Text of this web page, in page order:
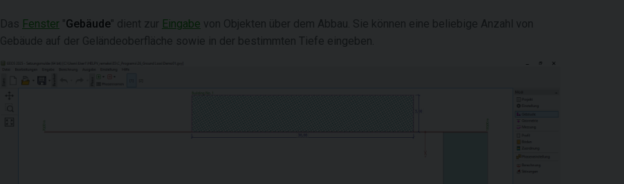
Das Fenster "Gebäude" dient zur Eingabe von Objekten über dem Abbau. Sie können eine beliebige Anzahl von
Gebäude auf der Geländeoberfläche sowie in der bestimmten Tiefe eingeben.